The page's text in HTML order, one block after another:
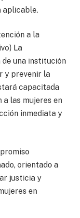
aplicable.
a la
La
una institución
y prevenir la
capacitada
las mujeres en
inmediata y
orientado a
justicia y
en